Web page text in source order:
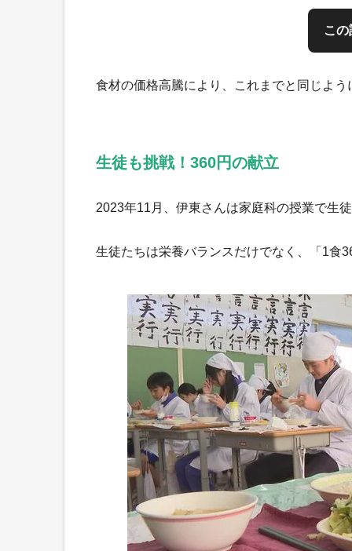
こ
食材の価格高騰により、これまでと同じよ
生徒も挑戦！360円の献立
2023年11月、伊東さんは家庭科の授業で生
生徒たちは栄養バランスだけでなく、「1食